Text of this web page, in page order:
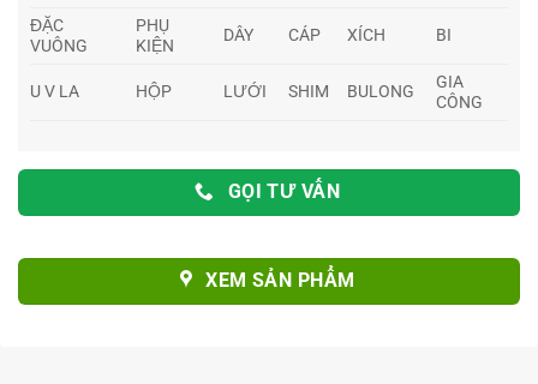
ĐẶC
VUÔNG
PHỤ
KIỆN
DÂY CÁP XÍCH BI
U V LA HỘP LƯỚI SHIM BULONG
GIA
CÔNG
GỌI TƯ VẤN
XEM SẢN PHẨM